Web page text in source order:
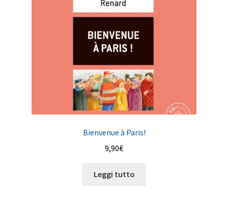
Bienvenue à Paris!
9,90€
Leggi tutto